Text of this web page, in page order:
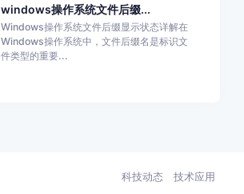
windows操作系统文件后缀...
Windows操作系统文件后缀显示状态详解在
Windows操作系统中，文件后缀名是标识文
件类型的重要...
科技动态 技术应用